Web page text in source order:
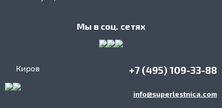
Мы в соц. сетях
Киров +7 (495) 109-33-88
info@superlestnica.com